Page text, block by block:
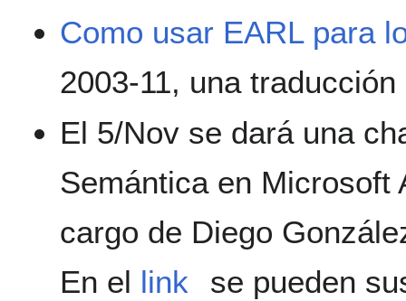
Como usar EARL para
2003-11, una
El 5/Nov se dará una
Semántica en Microsoft
cargo de Diego
En el link
se pueden